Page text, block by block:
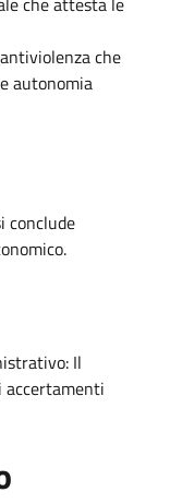
che
autonomia
conclude
Il
accertamenti